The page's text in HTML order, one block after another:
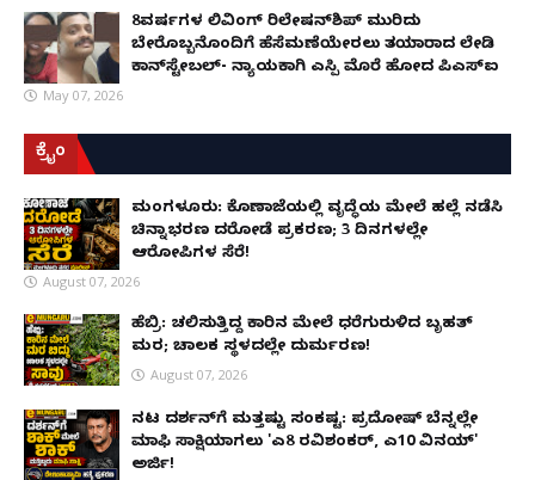
8ವರ್ಷಗಳ ಲಿವಿಂಗ್‌ ರಿಲೇಷನ್‌ಶಿಪ್ ಮುರಿದು
ಬೇರೊಬ್ಬನೊಂದಿಗೆ ಹೆಸೆಮಣೆಯೇರಲು ತಯಾರಾದ ಲೇಡಿ
ಕಾನ್‌ಸ್ಟೇಬಲ್- ನ್ಯಾಯಕ್ಕಾಗಿ ಎಸ್ಪಿ ಮೊರೆ ಹೋದ ಪಿಎಸ್ಐ
May 07, 2026
ಕ್ರೈಂ
ಮಂಗಳೂರು: ಕೊಣಾಜೆಯಲ್ಲಿ ವೃದ್ಧೆಯ ಮೇಲೆ ಹಲ್ಲೆ ನಡೆಸಿ
ಚಿನ್ನಾಭರಣ ದರೋಡೆ ಪ್ರಕರಣ; 3 ದಿನಗಳಲ್ಲೇ
ಆರೋಪಿಗಳ ಸೆರೆ!
August 07, 2026
ಹೆಬ್ರಿ: ಚಲಿಸುತ್ತಿದ್ದ ಕಾರಿನ ಮೇಲೆ ಧರೆಗುರುಳಿದ ಬೃಹತ್
ಮರ; ಚಾಲಕ ಸ್ಥಳದಲ್ಲೇ ದುರ್ಮರಣ!
August 07, 2026
ನಟ ದರ್ಶನ್‌ಗೆ ಮತ್ತಷ್ಟು ಸಂಕಷ್ಟ: ಪ್ರದೋಷ್ ಬೆನ್ನಲ್ಲೇ
ಮಾಫಿ ಸಾಕ್ಷಿಯಾಗಲು 'ಎ8 ರವಿಶಂಕರ್, ಎ10 ವಿನಯ್'
ಅರ್ಜಿ!